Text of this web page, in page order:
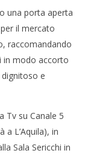
una porta aperta
il mercato
raccomandando
in modo accorto
e
Tv su Canale 5
L’Aquila), in
Sala Sericchi in